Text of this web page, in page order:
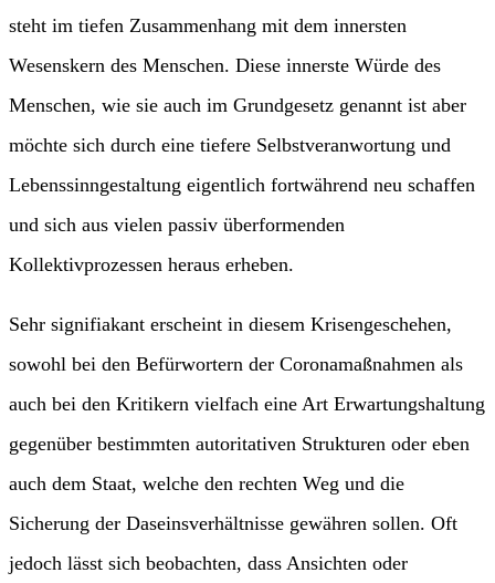
steht im tiefen Zusammenhang mit dem innersten
Wesenskern des Menschen. Diese innerste Würde des
Menschen, wie sie auch im Grundgesetz genannt ist aber
möchte sich durch eine tiefere Selbstveranwortung und
Lebenssinngestaltung eigentlich fortwährend neu schaffen
und sich aus vielen passiv überformenden
Kollektivprozessen heraus erheben.
Sehr signifiakant erscheint in diesem Krisengeschehen,
sowohl bei den Befürwortern der Coronamaßnahmen als
auch bei den Kritikern vielfach eine Art Erwartungshaltung
gegenüber bestimmten autoritativen Strukturen oder eben
auch dem Staat, welche den rechten Weg und die
Sicherung der Daseinsverhältnisse gewähren sollen. Oft
jedoch lässt sich beobachten, dass Ansichten oder